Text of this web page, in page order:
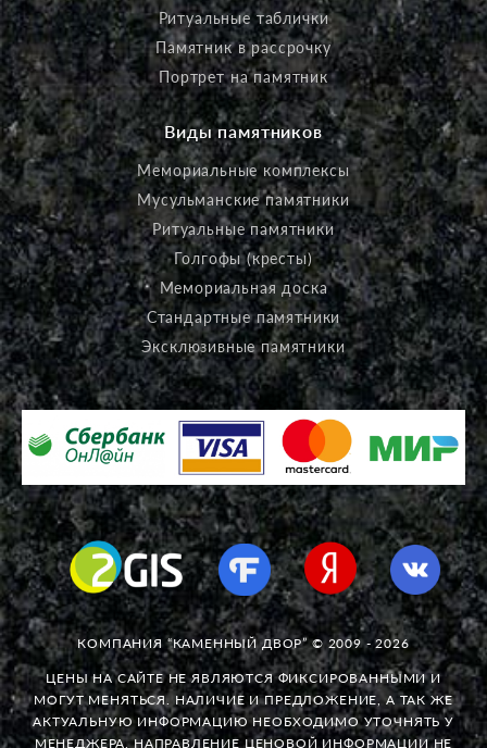
Ритуальные таблички
Памятник в рассрочку
Портрет на памятник
Виды памятников
Мемориальные комплексы
Мусульманские памятники
Ритуальные памятники
Голгофы (кресты)
Мемориальная доска
Стандартные памятники
Эксклюзивные памятники
КОМПАНИЯ “КАМЕННЫЙ ДВОР” © 2009 - 2026
ЦЕНЫ НА САЙТЕ НЕ ЯВЛЯЮТСЯ ФИКСИРОВАННЫМИ И
МОГУТ МЕНЯТЬСЯ. НАЛИЧИЕ И ПРЕДЛОЖЕНИЕ, А ТАК ЖЕ
АКТУАЛЬНУЮ ИНФОРМАЦИЮ НЕОБХОДИМО УТОЧНЯТЬ У
МЕНЕДЖЕРА. НАПРАВЛЕНИЕ ЦЕНОВОЙ ИНФОРМАЦИИ НЕ